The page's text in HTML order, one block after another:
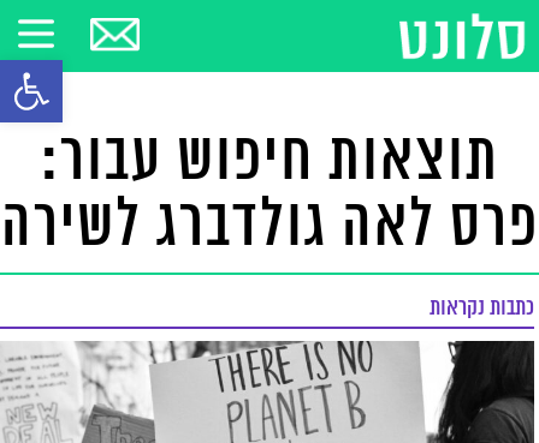
פתח
תוצאות חיפוש עבור:
פרס לאה גולדברג לשירה
כתבות נקראות